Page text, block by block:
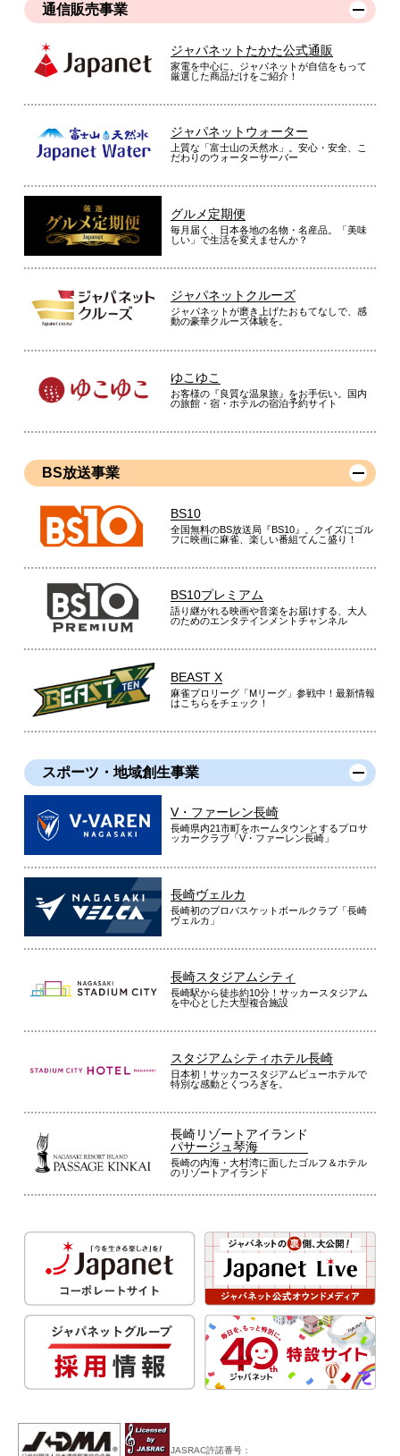
通信販売事業
ジャパネットたかた公式通販
家電を中心に、ジャパネットが自信をもって
厳選した商品だけをご紹介！
ジャパネットウォーター
上質な「富士山の天然水」。安心・安全、こ
だわりのウォーターサーバー
グルメ定期便
毎月届く、日本各地の名物・名産品。「美味
しい」で生活を変えませんか？
ジャパネットクルーズ
ジャパネットが磨き上げたおもてなしで、感
動の豪華クルーズ体験を。
ゆこゆこ
お客様の『良質な温泉旅』をお手伝い。国内
の旅館・宿・ホテルの宿泊予約サイト
BS放送事業
BS10
全国無料のBS放送局『BS10』。クイズにゴル
フに映画に麻雀、楽しい番組てんこ盛り！
BS10プレミアム
語り継がれる映画や音楽をお届けする、大人
のためのエンタテインメントチャンネル
BEAST X
麻雀プロリーグ「Mリーグ」参戦中！最新情報
はこちらをチェック！
スポーツ・地域創生事業
V・ファーレン長崎
長崎県内21市町をホームタウンとするプロサ
ッカークラブ「V・ファーレン長崎」
長崎ヴェルカ
長崎初のプロバスケットボールクラブ「長崎
ヴェルカ」
長崎スタジアムシティ
長崎駅から徒歩約10分！サッカースタジアム
を中心とした大型複合施設
スタジアムシティホテル長崎
日本初！サッカースタジアムビューホテルで
特別な感動とくつろぎを。
長崎リゾートアイランド
パサージュ琴海
長崎の内海・大村湾に面したゴルフ＆ホテル
のリゾートアイランド
JASRAC許諾番号：